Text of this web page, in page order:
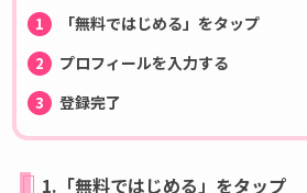
「無料ではじめる」をタップ
プロフィールを入力する
登録完了
1.「無料ではじめる」をタップ